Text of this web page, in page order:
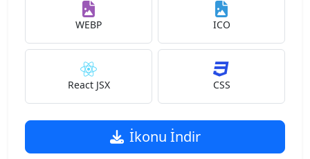
WEBP ICO
React JSX CSS
İkonu İndir